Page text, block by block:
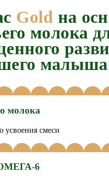
Gold на
молока
малыша
молока
усвоения смеси
6